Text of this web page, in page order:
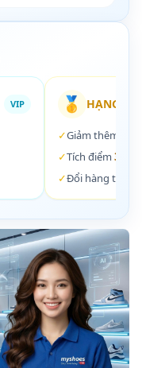
VIP 🥇 HẠNG
✓Giảm thêm
✓Tích điểm 3%
✓Đổi hàng trong